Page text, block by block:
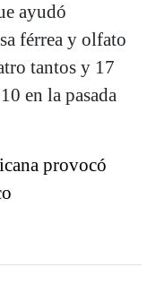
ayudó
férrea y olfato
tantos y 17
en la pasada
provocó